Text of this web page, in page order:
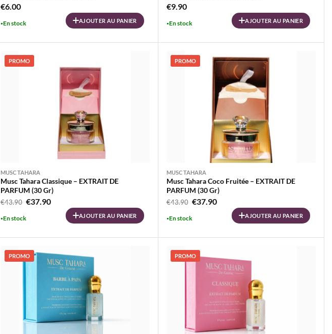
€6.00
En stock AJOUTER AU PANIER
€9.90
En stock AJOUTER AU PANIER
PROMO
MUSC TAHARA
Musc Tahara Classique – EXTRAIT DE
PARFUM (30 Gr)
€43.90 Le
était :
€43.90.
€37.90Le
actuel
est :
€37.90.
En stock AJOUTER AU PANIER
PROMO
MUSC TAHARA
Musc Tahara Coco Fruitée – EXTRAIT DE
PARFUM (30 Gr)
€43.90 Le
était :
€43.90.
€37.90Le
actuel
est :
En stock AJOUTER AU PANIER
PROMO PROMO